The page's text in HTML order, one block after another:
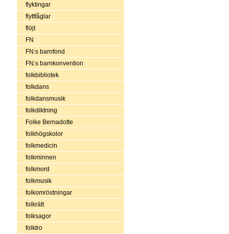
flyktingar
flyttfåglar
flöjt
FN
FN:s barnfond
FN:s barnkonvention
folkbibliotek
folkdans
folkdansmusik
folkdiktning
Folke Bernadotte
folkhögskolor
folkmedicin
folkminnen
folkmord
folkmusik
folkomröstningar
folkrätt
folksagor
folktro